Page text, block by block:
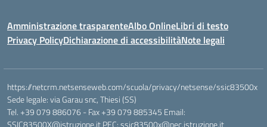
Amministrazione trasparenteAlbo OnlineLibri di testo
Privacy PolicyDichiarazione di accessibilitàNote legali
https://netcrm.netsenseweb.com/scuola/privacy/netsense/ssic83500x
Sede legale: via Garau snc, Thiesi (SS)
Tel. +39 079 886076 - Fax +39 079 885345 Email:
SSIC83500X@istruzione.it PEC: ssic83500x@pec.istruzione.it